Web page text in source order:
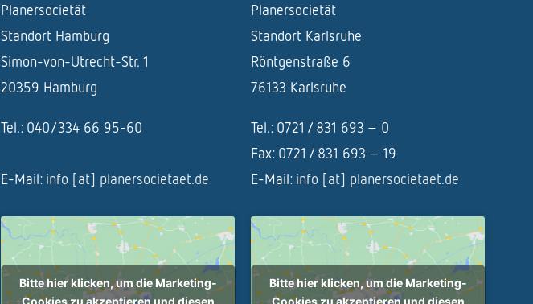
Planersocietät
Standort Hamburg
Simon-von-Utrecht-Str. 1
20359 Hamburg
Tel.: 040/334 66 95-60
E-Mail: info [at] planersocietaet.de
Planersocietät
Standort Karlsruhe
Röntgenstraße 6
76133 Karlsruhe
Tel.: 0721 / 831 693 – 0
Fax: 0721 / 831 693 – 19
E-Mail: info [at] planersocietaet.de
Bitte hier klicken, um die Marketing-
Cookies zu akzeptieren und diesen
Bitte hier klicken, um die Marketing-
Cookies zu akzeptieren und diesen